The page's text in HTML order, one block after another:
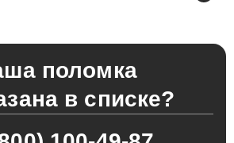
поломка
в списке?